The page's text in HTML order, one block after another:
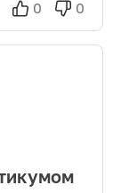
0 0